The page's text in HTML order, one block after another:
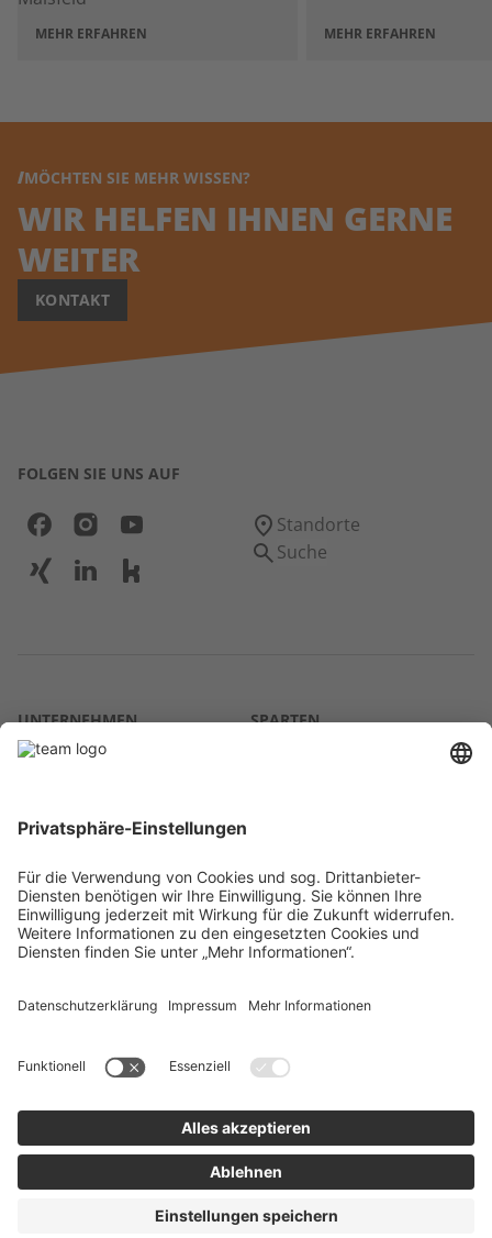
MEHR ERFAHREN MEHR ERFAHREN
MÖCHTEN SIE MEHR WISSEN?
WIR HELFEN IHNEN GERNE
WEITER
KONTAKT
FOLGEN SIE UNS AUF
Standorte
Suche
UNTERNEHMEN
Über uns
Karriere
Kontakt
SPARTEN
RECHTLICHES
Lieferkette
Barrierefreiheitserklärung
Code of Conduct